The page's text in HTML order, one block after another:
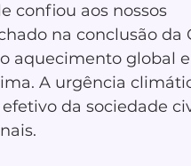
confiou aos nossos
na conclusão da
aquecimento global e
A urgência
da sociedade